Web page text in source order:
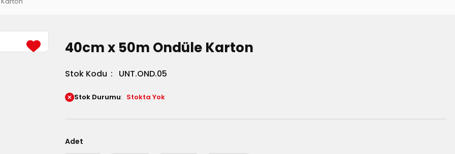
40cm x 50m Ondüle Karton
Stok Kodu UNT.OND.05
Stok Durumu Stokta Yok
Adet